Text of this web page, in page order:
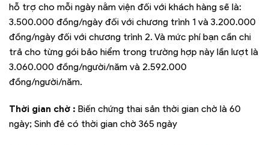
hỗ trợ cho mỗi ngày nằm viện đối với khách hàng sẽ là:
3.500.000 đồng/ngày đối với chương trình 1 và 3.200.000
đồng/ngày đối với chương trình 2. Và mức phí bạn cần chi
trả cho từng gói bảo hiểm trong trường hợp này lần lượt là
3.060.000 đồng/người/năm và 2.592.000
đồng/người/năm.
Thời gian chờ : Biến chứng thai sản thời gian chờ là 60
ngày; Sinh đẻ có thời gian chờ 365 ngày